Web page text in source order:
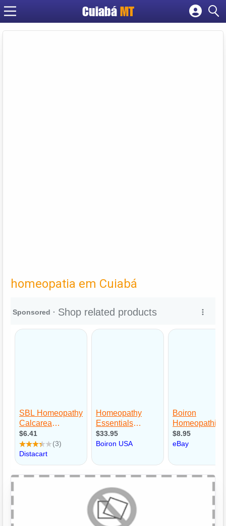
Cuiabá MT
Cadastrar empresa
homeopatia em Cuiabá